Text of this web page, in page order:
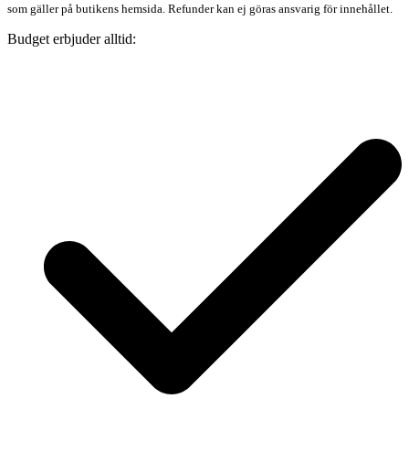
som gäller på butikens hemsida. Refunder kan ej göras ansvarig för innehållet.
Budget erbjuder alltid: